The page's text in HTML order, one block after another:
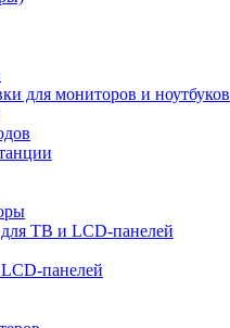
для мониторов и ноутбуков
ТВ и LCD-панелей
панелей